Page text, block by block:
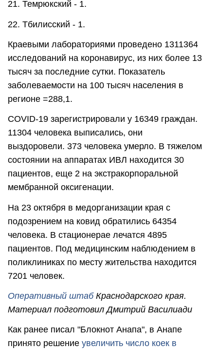
21. Темрюкский - 1.
22. Тбилисский - 1.
Краевыми лабораториями проведено 1311364
исследований на коронавирус, из них более 13
тысяч за последние сутки. Показатель
заболеваемости на 100 тысяч населения в
регионе =288,1.
COVID-19 зарегистрировали у 16349 граждан.
11304 человека выписались, они
выздоровели. 373 человека умерло. В тяжелом
состоянии на аппаратах ИВЛ находится 30
пациентов, еще 2 на экстракорпоральной
мембранной оксигенации.
На 23 октября в медорганизации края с
подозрением на ковид обратились 64354
человека. В стационерае лечатся 4895
пациентов. Под медицинским наблюдением в
поликлиниках по месту жительства находится
7201 человек.
Оперативный штабКраснодарского края.
Материал подготовил Дмитрий Василиади
Как ранее писал "Блокнот Анапа", в Анапе
принято решение увеличить число коек в